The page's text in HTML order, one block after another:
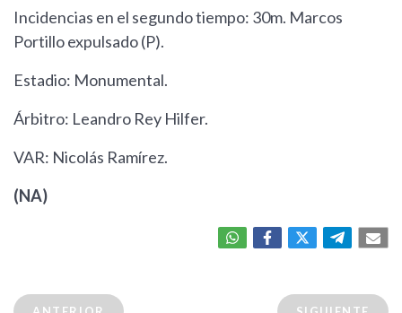
Incidencias en el segundo tiempo: 30m. Marcos
Portillo expulsado (P).
Estadio: Monumental.
Árbitro: Leandro Rey Hilfer.
VAR: Nicolás Ramírez.
(NA)